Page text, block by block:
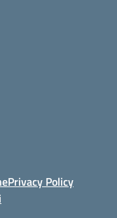
Privacy Policy